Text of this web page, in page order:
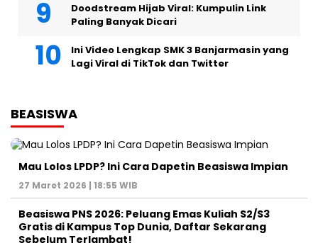
Doodstream Hijab Viral: Kumpulin Link
Paling Banyak Dicari
Ini Video Lengkap SMK 3 Banjarmasin yang
Lagi Viral di TikTok dan Twitter
BEASISWA
Mau Lolos LPDP? Ini Cara Dapetin Beasiswa Impian
27 Maret 2026 | 18:55 WIB
Beasiswa PNS 2026: Peluang Emas Kuliah S2/S3
Gratis di Kampus Top Dunia, Daftar Sekarang
Sebelum Terlambat!